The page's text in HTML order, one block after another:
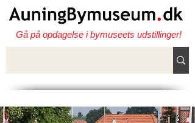
Gå på opdagelse i bymuseets udstillinger!